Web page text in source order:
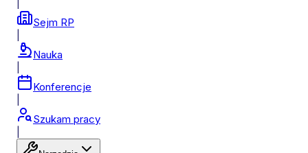
Sejm RP
Nauka
Konferencje
Szukam pracy